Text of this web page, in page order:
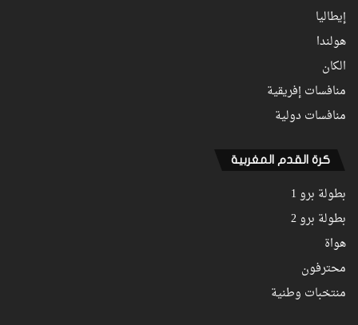
إيطاليا
هولندا
الكان
منافسات إفريقية
منافسات دولية
كرة القدم المغربية
بطولة برو 1
بطولة برو 2
هواة
محترفون
منتخبات وطنية